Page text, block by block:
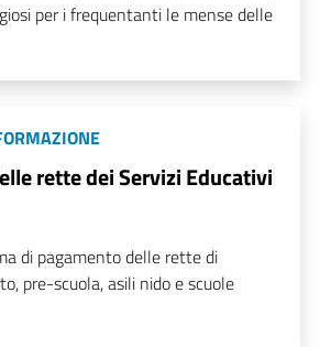
per i frequentanti le mense delle
rette dei Servizi Educativi
di pagamento delle rette di
pre-scuola, asili nido e scuole